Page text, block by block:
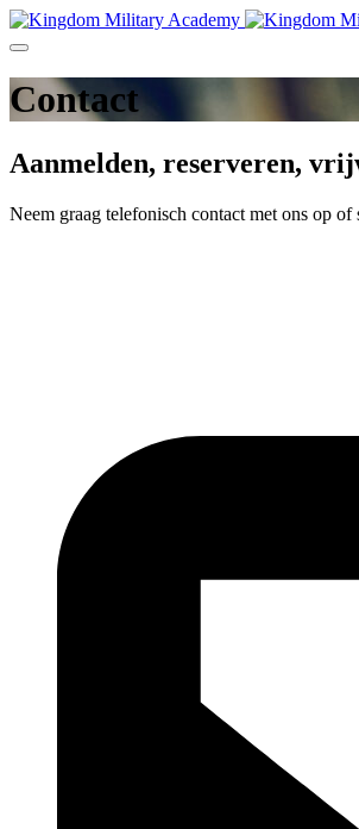
Contact
Aanmelden, reserveren,
Neem graag telefonisch contact met ons op